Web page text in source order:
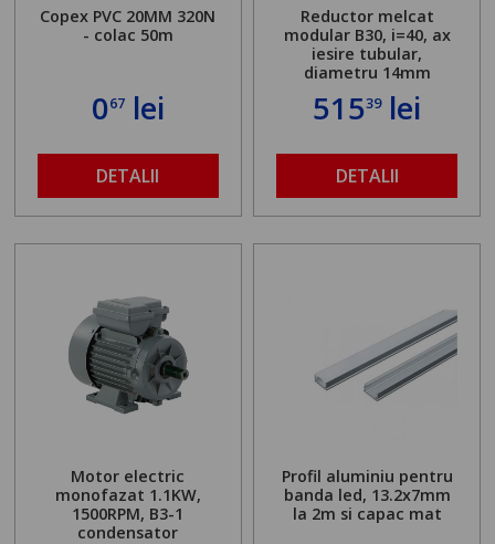
Copex PVC 20MM 320N
- colac 50m
067lei
DETALII
Reductor melcat
modular B30, i=40, ax
iesire tubular,
diametru 14mm
51539lei
DETALII
Motor electric
monofazat 1.1KW,
1500RPM, B3-1
condensator
Profil aluminiu pentru
banda led, 13.2x7mm
la 2m si capac mat